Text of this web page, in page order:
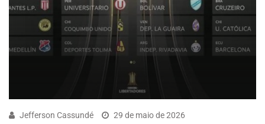
Jefferson Cassundé 29 de maio de 2026